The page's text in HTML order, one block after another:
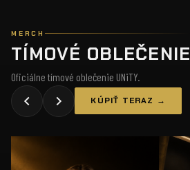
MERCH
TÍMOVÉ OBLEČENIE
Oficiálne tímové oblečenie UNiTY.
KÚPIŤ TERAZ →